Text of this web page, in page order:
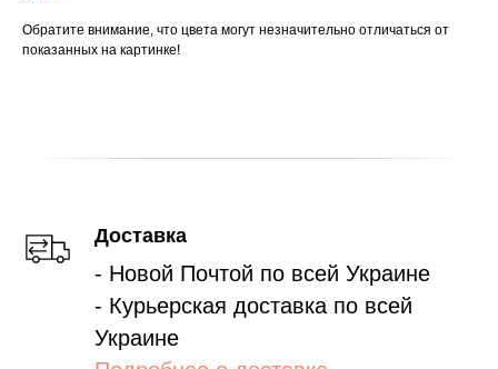
Обратите внимание, что цвета могут незначительно отличаться от
показанных на картинке!
Доставка
- Новой Почтой по всей Украине
- Курьерская доставка по всей
Украине